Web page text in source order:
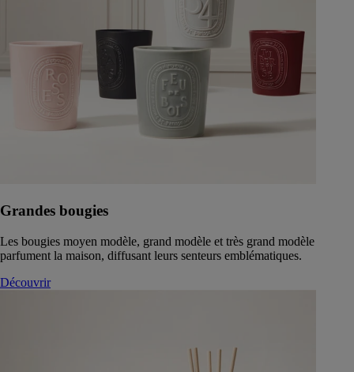
Grandes bougies
Les bougies moyen modèle, grand modèle et très grand modèle
parfument la maison, diffusant leurs senteurs emblématiques.
Découvrir